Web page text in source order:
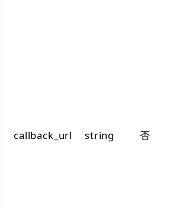
callback_url string 否